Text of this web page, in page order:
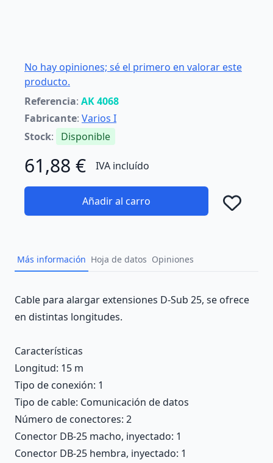
No hay opiniones; sé el primero en valorar este
producto.
Referencia: AK 4068
Fabricante: Varios I
Stock: Disponible
61,88 € IVA incluído
Añadir al carro
Más información Hoja de datos Opiniones
Description
Cable para alargar extensiones D-Sub 25, se ofrece
en distintas longitudes.
Características
Longitud: 15 m
Tipo de conexión: 1
Tipo de cable: Comunicación de datos
Número de conectores: 2
Conector DB-25 macho, inyectado: 1
Conector DB-25 hembra, inyectado: 1